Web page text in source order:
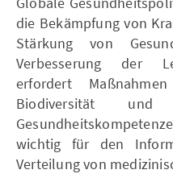
die Bekämpfung von
Stärkung von
Verbesserung der
erfordert
Biodiversität
wichtig für den
Verteilung von